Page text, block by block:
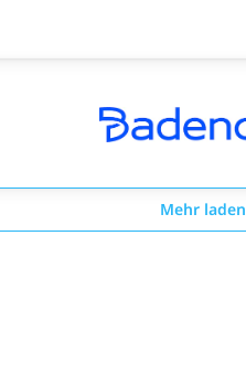
Mehr laden